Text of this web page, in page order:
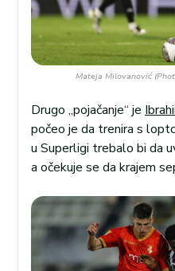
Mateja Milovanović
Drugo „pojačanje“ je
počeo je da trenira s
u Superligi trebalo bi da
a očekuje se da krajem